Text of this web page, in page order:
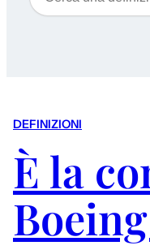
DEFINIZIONI
È la